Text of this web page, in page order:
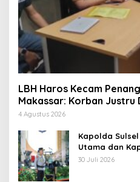
LBH Haros Kecam
Makassar: Korban Justru
4 Agustus 2026
Kapolda
Utama dan
Karolog dan
30 Juli 2026